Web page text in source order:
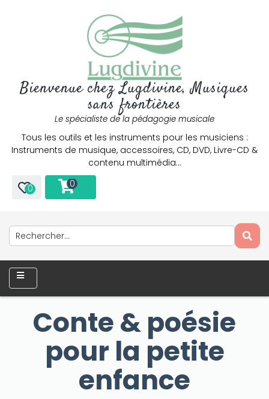
Bienvenue chez Lugdivine, Musiques
sans frontières
Le spécialiste de la pédagogie musicale
Tous les outils et les instruments pour les musiciens :
Instruments de musique, accessoires, CD, DVD, Livre-CD &
contenu multimédia…
0 0
Conte & poésie
pour la petite
enfance